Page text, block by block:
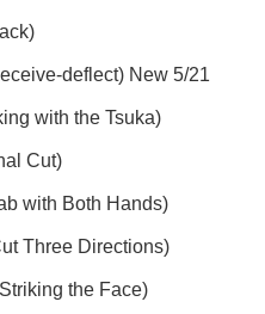
deflect) New 5/21
with the Tsuka)
Cut)
with Both Hands)
Three Directions)
the Face)